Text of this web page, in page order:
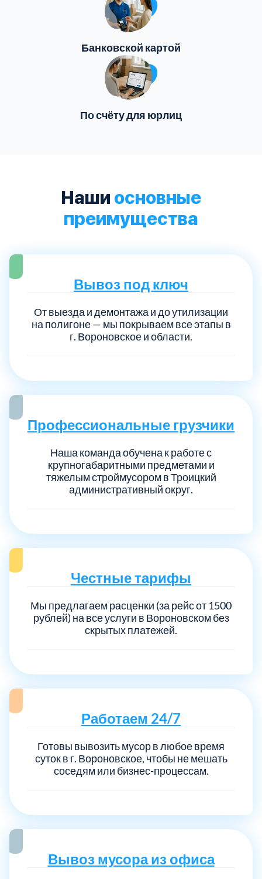
Банковской картой
По счёту для юрлиц
Наши основные
преимущества
Вывоз под ключ
От выезда и демонтажа и до утилизации
на полигоне — мы покрываем все этапы в
г. Вороновское и области.
Профессиональные грузчики
Наша команда обучена к работе с
крупногабаритными предметами и
тяжелым строймусором в Троицкий
административный округ.
Честные тарифы
Мы предлагаем расценки (за рейс от 1500
рублей) на все услуги в Вороновском без
скрытых платежей.
Работаем 24/7
Готовы вывозить мусор в любое время
суток в г. Вороновское, чтобы не мешать
соседям или бизнес-процессам.
Вывоз мусора из офиса